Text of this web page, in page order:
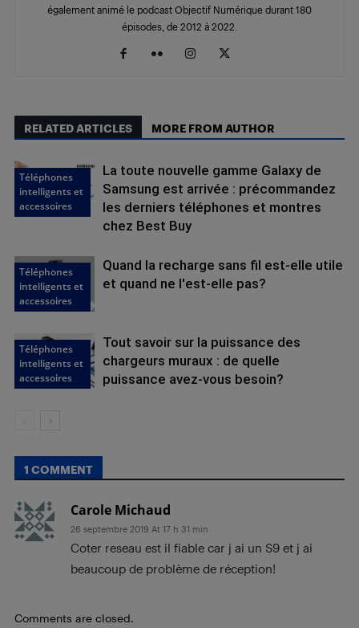
également animé le podcast Objectif Numérique durant 180
épisodes, de 2012 à 2022.
RELATED ARTICLES MORE FROM AUTHOR
Téléphones
intelligents et
accessoires
La toute nouvelle gamme Galaxy de
Samsung est arrivée : précommandez
les derniers téléphones et montres
chez Best Buy
Téléphones
intelligents et
accessoires
Quand la recharge sans fil est-elle utile
et quand ne l'est-elle pas?
Téléphones
intelligents et
accessoires
Tout savoir sur la puissance des
chargeurs muraux : de quelle
puissance avez-vous besoin?
1 COMMENT
Carole Michaud
26 septembre 2019 At 17 h 31 min
Coter reseau est il fiable car j ai un S9 et j ai
beaucoup de problème de réception!
Comments are closed.